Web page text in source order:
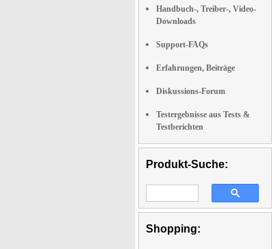
Handbuch-, Treiber-, Video-
Downloads
Support-FAQs
Erfahrungen, Beiträge
Diskussions-Forum
Testergebnisse aus Tests &
Testberichten
Produkt-Suche:
Shopping: